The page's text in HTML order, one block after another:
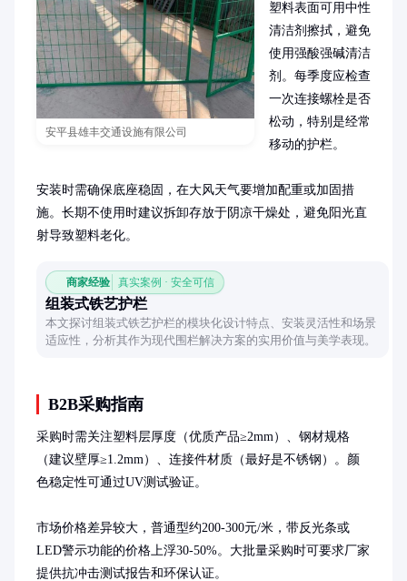
安平县雄丰交通设施有限公司
塑料表面可用中性
清洁剂擦拭，避免
使用强酸强碱清洁
剂。每季度应检查
一次连接螺栓是否
松动，特别是经常
移动的护栏。
安装时需确保底座稳固，在大风天气要增加配重或加固措
施。长期不使用时建议拆卸存放于阴凉干燥处，避免阳光直
射导致塑料老化。
商家经验 真实案例 · 安全可信
组装式铁艺护栏
本文探讨组装式铁艺护栏的模块化设计特点、安装灵活性和场景
适应性，分析其作为现代围栏解决方案的实用价值与美学表现。
B2B采购指南
采购时需关注塑料层厚度（优质产品≥2mm）、钢材规格
（建议壁厚≥1.2mm）、连接件材质（最好是不锈钢）。颜
色稳定性可通过UV测试验证。
市场价格差异较大，普通型约200-300元/米，带反光条或
LED警示功能的价格上浮30-50%。大批量采购时可要求厂家
提供抗冲击测试报告和环保认证。